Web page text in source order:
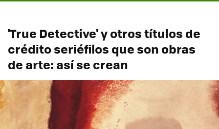
'True Detective' y otros títulos de
crédito seriéfilos que son obras
de arte: así se crean